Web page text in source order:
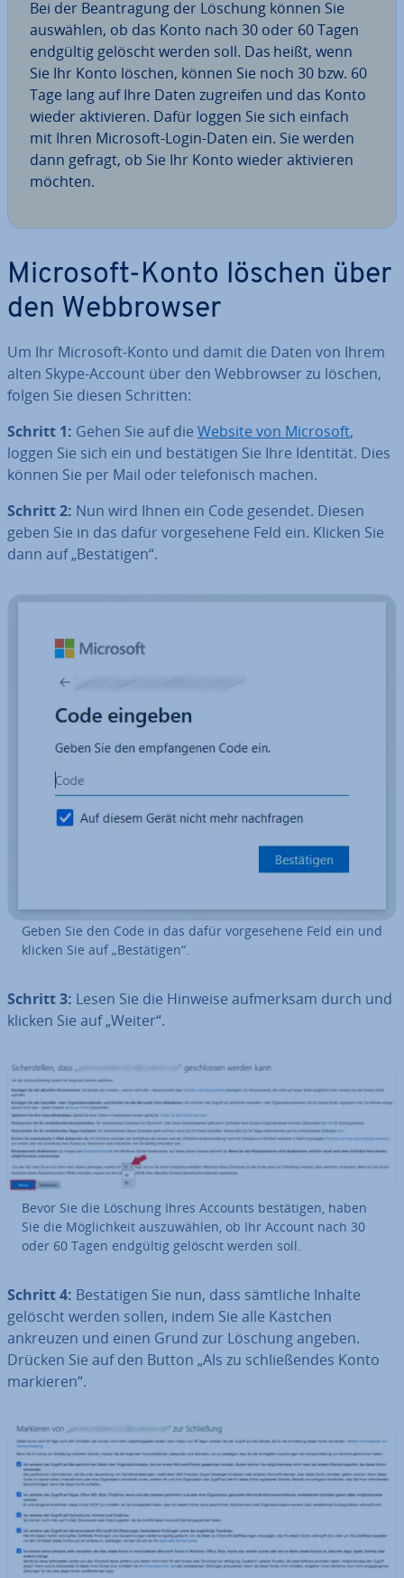
Bei der Be­an­tra­gung der Löschung können Sie
auswählen, ob das Konto nach 30 oder 60 Tagen
endgültig gelöscht werden soll. Das heißt, wenn
Sie Ihr Konto löschen, können Sie noch 30 bzw. 60
Tage lang auf Ihre Daten zugreifen und das Konto
wieder ak­ti­vie­ren. Dafür loggen Sie sich einfach
mit Ihren Microsoft-Login-Daten ein. Sie werden
dann gefragt, ob Sie Ihr Konto wieder ak­ti­vie­ren
möchten.
Microsoft-Konto löschen über
den Web­brow­ser
Um Ihr Microsoft-Konto und damit die Daten von Ihrem
alten Skype-Account über den Web­brow­ser zu löschen,
folgen Sie diesen Schritten:
Schritt 1: Gehen Sie auf die Website von Microsoft,
loggen Sie sich ein und be­stä­ti­gen Sie Ihre Identität. Dies
können Sie per Mail oder te­le­fo­nisch machen.
Schritt 2: Nun wird Ihnen ein Code gesendet. Diesen
geben Sie in das dafür vor­ge­se­he­ne Feld ein. Klicken Sie
dann auf „Be­stä­ti­gen“.
Geben Sie den Code in das dafür vor­ge­se­he­ne Feld ein und
klicken Sie auf „Be­stä­ti­gen“.
Schritt 3: Lesen Sie die Hinweise auf­merk­sam durch und
klicken Sie auf „Weiter“.
Bevor Sie die Löschung Ihres Accounts be­stä­ti­gen, haben
Sie die Mög­lich­keit aus­zu­wäh­len, ob Ihr Account nach 30
oder 60 Tagen endgültig gelöscht werden soll.
Schritt 4: Be­stä­ti­gen Sie nun, dass sämtliche Inhalte
gelöscht werden sollen, indem Sie alle Kästchen
ankreuzen und einen Grund zur Löschung angeben.
Drücken Sie auf den Button „Als zu schlie­ßen­des Konto
markieren“.